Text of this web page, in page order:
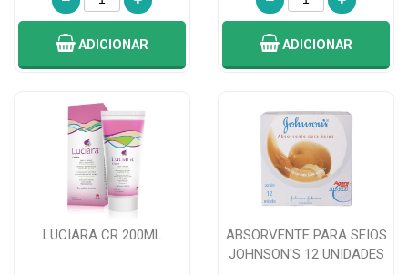
ADICIONAR ADICIONAR
LUCIARA CR 200ML
ABSORVENTE PARA SEIOS
JOHNSON'S 12 UNIDADES